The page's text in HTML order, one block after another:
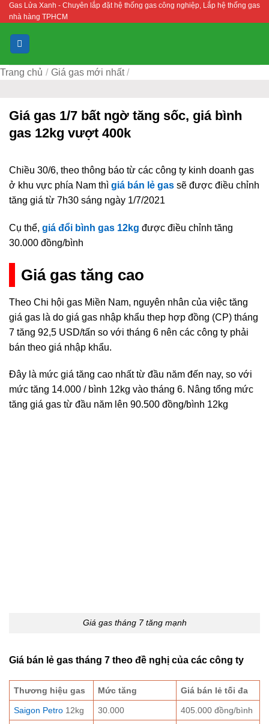
Bỏ
qua
nội
dung
Gas Lửa Xanh - Chuyên lắp đặt hệ thống gas công nghiệp, Lắp hệ thống gas
nhà hàng TPHCM
Trang chủ / Giá gas mới nhất /
Giá gas 1/7 bất ngờ tăng sốc, giá bình
gas 12kg vượt 400k
Chiều 30/6, theo thông báo từ các công ty kinh doanh gas
ở khu vực phía Nam thì giá bán lẻ gas sẽ được điều chỉnh
tăng giá từ 7h30 sáng ngày 1/7/2021
Cụ thể, giá đổi bình gas 12kg được điều chỉnh tăng
30.000 đồng/bình
Giá gas tăng cao
Theo Chi hội gas Miền Nam, nguyên nhân của việc tăng
giá gas là do giá gas nhập khẩu thep hợp đồng (CP) tháng
7 tăng 92,5 USD/tấn so với tháng 6 nên các công ty phải
bán theo giá nhập khẩu.
Đây là mức giá tăng cao nhất từ đầu năm đến nay, so với
mức tăng 14.000 / bình 12kg vào tháng 6. Nâng tổng mức
tăng giá gas từ đầu năm lên 90.500 đồng/bình 12kg
Giá gas tháng 7 tăng mạnh
Giá bán lẻ gas tháng 7 theo đề nghị của các công ty
Thương hiệu gas Mức tăng Giá bán lẻ tối đa
Saigon Petro 12kg 30.000 405.000 đồng/bình